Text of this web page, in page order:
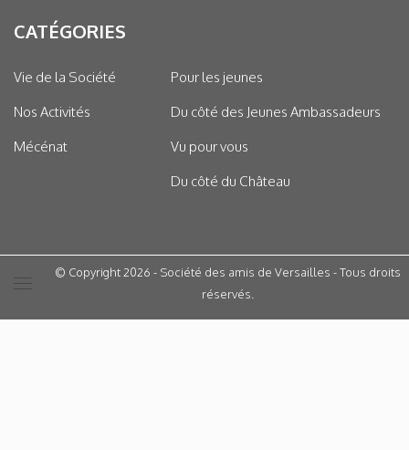
CATÉGORIES
Vie de la Société
Nos Activités
Mécénat
Pour les jeunes
Du côté des Jeunes Ambassadeurs
Vu pour vous
Du côté du Château
© Copyright 2026 - Société des amis de Versailles - Tous droits
réservés.